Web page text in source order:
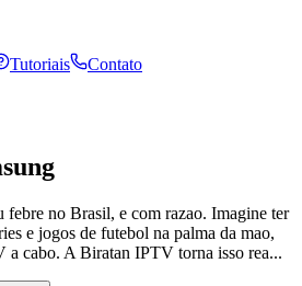
Tutoriais Contato
febre no Brasil, e com razao. Imagine ter
e jogos de futebol na palma da mao,
a cabo. A Biratan IPTV torna isso rea...